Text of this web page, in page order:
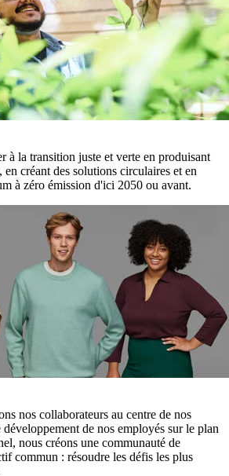
à la transition juste et verte en produisant
en créant des solutions circulaires et en
à zéro émission d'ici 2050 ou avant.
nos collaborateurs au centre de nos
de nos employés sur le plan
nous créons une communauté de
commun : résoudre les défis les plus